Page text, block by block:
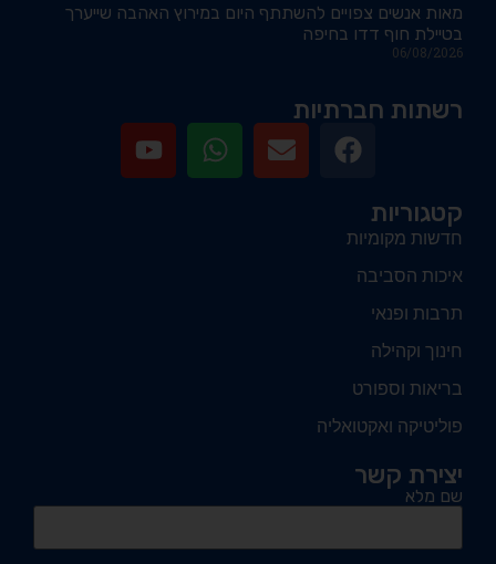
מאות אנשים צפויים להשתתף היום במירוץ האהבה שייערך
בטיילת חוף דדו בחיפה
06/08/2026
רשתות חברתיות
קטגוריות
חדשות מקומיות
איכות הסביבה
תרבות ופנאי
חינוך וקהילה
בריאות וספורט
פוליטיקה ואקטואליה
יצירת קשר
שם מלא